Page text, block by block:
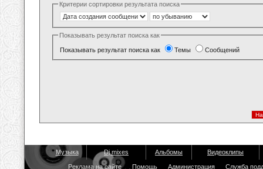
Критерии сортировки результата поиска
Показывать результат поиска как
Показывать результат поиска как Темы Сообщений
Музыка Dj mixes Альбомы Видеоклипы
Реклама на сайте Помощь Администрация Служба